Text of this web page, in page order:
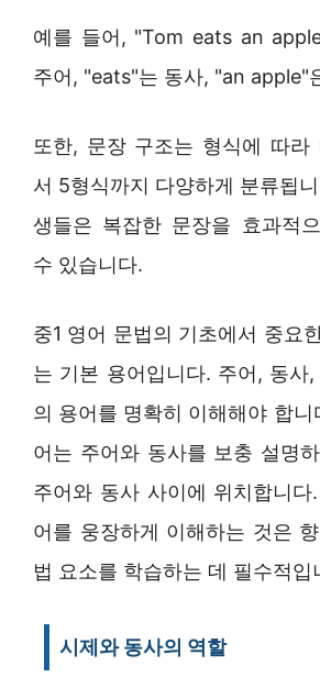
예를 들어, "Tom eats an
주어, "eats"는 동사, "an apple"
또한, 문장 구조는 형식에 따라
서 5형식까지 다양하게 분류됩
생들은 복잡한 문장을 효과적
수 있습니다.
중1 영어 문법의 기초에서 중요
는 기본 용어입니다. 주어, 동사
의 용어를 명확히 이해해야 합니
어는 주어와 동사를 보충 설명
주어와 동사 사이에 위치합니
어를 웅장하게 이해하는 것은
법 요소를 학습하는 데 필수적입
시제와 동사의 역할